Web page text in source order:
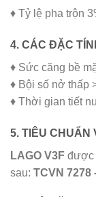
♦ Tỷ lệ pha trộn
4. CÁC ĐẶC
♦ Sức căng bề
♦ Bội số nở thấp
♦ Thời gian tiết
5. TIÊU CHUẨN
LAGO V3F được
sau: TCVN 7278